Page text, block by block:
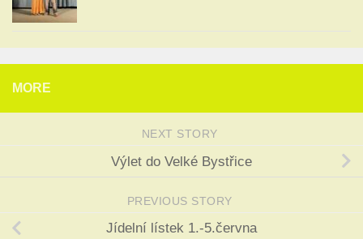
MORE
NEXT STORY
Výlet do Velké Bystřice
PREVIOUS STORY
Jídelní lístek 1.-5.června